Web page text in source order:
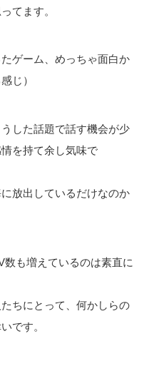
てます。
ゲーム、めっちゃ面白か
じ）
した話題で話す機会が少
を持て余し気味で
放出しているだけなのか
も増えているのは素直に
ちにとって、何かしらの
です。